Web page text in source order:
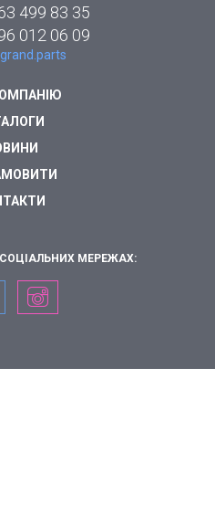
499 83 35
012 06 09
МЕРЕЖАХ: